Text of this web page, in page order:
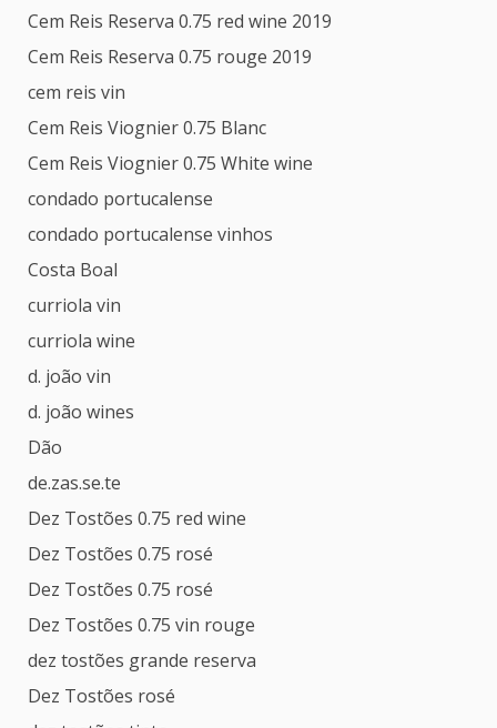
Cem Reis Reserva 0.75 red wine 2019
Cem Reis Reserva 0.75 rouge 2019
cem reis vin
Cem Reis Viognier 0.75 Blanc
Cem Reis Viognier 0.75 White wine
condado portucalense
condado portucalense vinhos
Costa Boal
curriola vin
curriola wine
d. joão vin
d. joão wines
Dão
de.zas.se.te
Dez Tostões 0.75 red wine
Dez Tostões 0.75 rosé
Dez Tostões 0.75 rosé
Dez Tostões 0.75 vin rouge
dez tostões grande reserva
Dez Tostões rosé